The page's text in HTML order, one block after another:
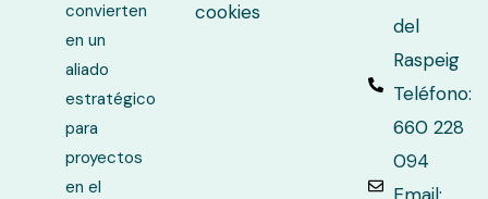
convierten
en un
aliado
estratégico
para
proyectos
en el
cookies
del
Raspeig
Teléfono:
660 228
094